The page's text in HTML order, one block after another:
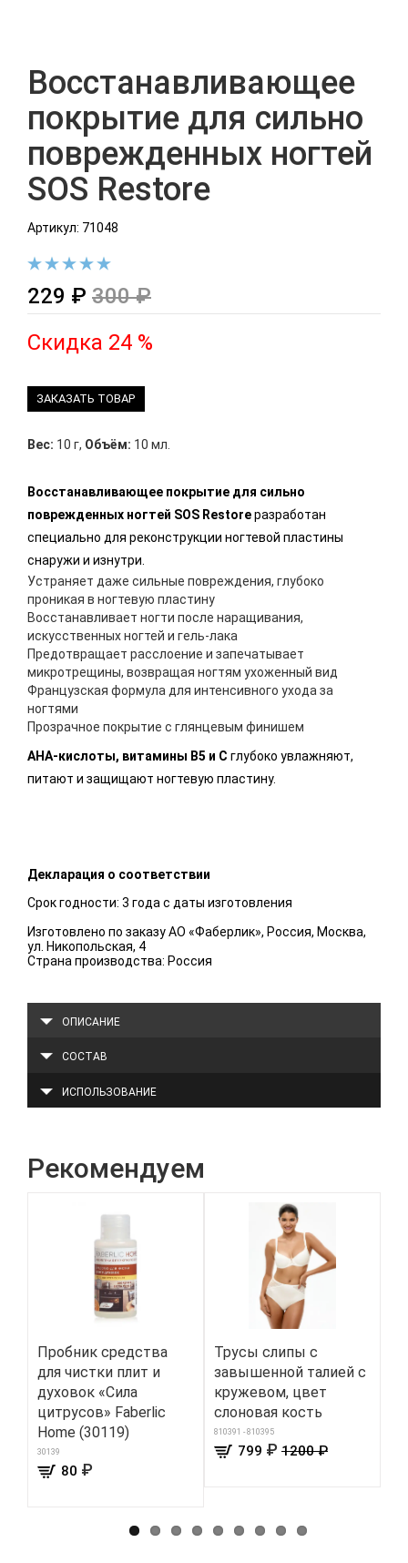
Восстанавливающее
покрытие для сильно
поврежденных ногтей
SOS Restore
Артикул: 71048
229 ₽ 300 ₽
Скидка 24 %
ЗАКАЗАТЬ ТОВАР
Вес: 10 г, Объём: 10 мл.
Восстанавливающее покрытие для сильно
поврежденных ногтей SOS Restoreразработан
специально для реконструкции ногтевой пластины
снаружи и изнутри.
Устраняет даже сильные повреждения, глубоко
проникая в ногтевую пластину
Восстанавливает ногти после наращивания,
искусственных ногтей и гель-лака
Предотвращает расслоение и запечатывает
микротрещины, возвращая ногтям ухоженный вид
Французская формула для интенсивного ухода за
ногтями
Прозрачное покрытие с глянцевым финишем
AHA-кислоты, витамины B5 и С глубоко увлажняют,
питают и защищают ногтевую пластину.
Декларация о соответствии
Срок годности: 3 года с даты изготовления
Изготовлено по заказу АО «Фаберлик», Россия, Москва,
ул. Никопольская, 4
Страна производства: Россия
ОПИСАНИЕ
СОСТАВ
ИСПОЛЬЗОВАНИЕ
Рекомендуем
Пробник средства
для чистки плит и
духовок «Сила
цитрусов» Faberlic
Home (30119)
30139
80 ₽
Трусы слипы c
завышенной талией с
кружевом, цвет
слоновая кость
810391 - 810395
799 ₽ 1200 ₽